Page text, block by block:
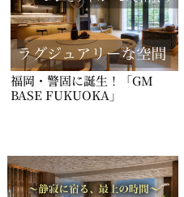
福岡・警固に誕生！「GM
BASE FUKUOKA」